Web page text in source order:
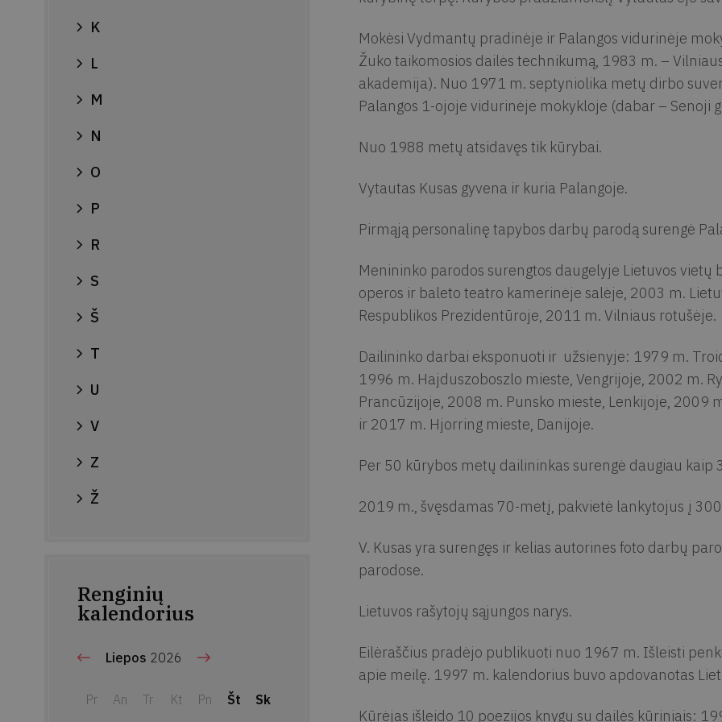
K
L
M
N
O
P
R
S
Š
T
U
V
Z
Ž
Renginių
kalendorius
Liepos 2026
Pr An Tr Kt Pn Št Sk
Mokėsi Vydmantų pradinėje ir Palangos vidurinėje
Žuko taikomosios dailės technikumą, 1983 m. –
akademija). Nuo 1971 m. septyniolika metų dirbo
Palangos 1-ojoje vidurinėje mokykloje (dabar – Senoji
Nuo 1988 metų atsidavęs tik kūrybai.
Vytautas Kusas gyvena ir kuria Palangoje.
Pirmąją personalinę tapybos darbų parodą surengė
Menininko parodos surengtos daugelyje Lietuvos
operos ir baleto teatro kamerinėje salėje, 2003 m.
Respublikos Prezidentūroje, 2011 m. Vilniaus rotušėje.
Dailininko darbai eksponuoti ir užsienyje: 1979 m.
1996 m. Hajduszoboszlo mieste, Vengrijoje, 2002 m.
Prancūzijoje, 2008 m. Punsko mieste, Lenkijoje, 2009
ir 2017 m. Hjorring mieste, Danijoje.
Per 50 kūrybos metų dailininkas surengė daugiau
2019 m., švęsdamas 70-metį, pakvietė lankytojus į
V. Kusas yra surengęs ir kelias autorines foto darbų
parodose.
Lietuvos rašytojų sąjungos narys.
Eilėraščius pradėjo publikuoti nuo 1967 m. Išleisti
apie meilę. 1997 m. kalendorius buvo apdovanotas
Kūrėjas išleido 10 poezijos knygų su dailės kūriniais: